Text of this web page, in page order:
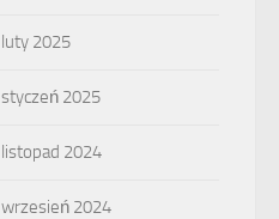
luty 2025
styczeń 2025
listopad 2024
wrzesień 2024